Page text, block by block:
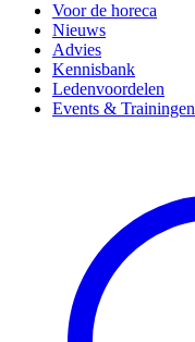
Voor de horeca
Nieuws
Advies
Kennisbank
Ledenvoordelen
Events & Trainingen